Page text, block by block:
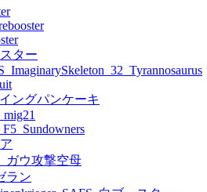
ター
ングパンケーキ
ガウ攻撃空母
ラン